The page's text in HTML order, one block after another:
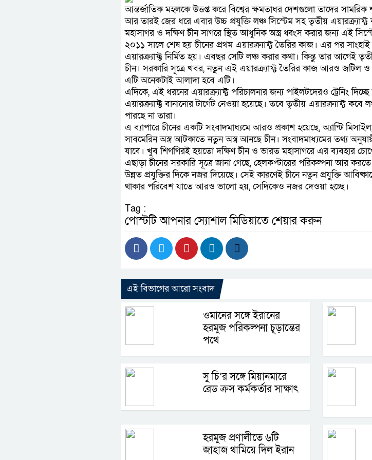
আন্তর্জাতিক মহলকে উত্তপ্ত করে বিশ্বের ক্ষমতাধর দেশগুলো তাদের
আর তারই জের ধরে এবার উচ্চ প্রযুক্তি লঞ্চ সিস্টেম সহ তৃতীয় এয়ারক্র্যাফ্ট
মহাসাগর ও দক্ষিণ চীন সাগরে স্থিত আধুনিক অস্ত্র ধ্বংস করার জন্য এই
২০১১ সালে শেষ হয় চীনের প্রথম এয়ারক্র্যাফ্ট তৈরির কাজ। এর পর সাংহাই
এয়ারক্র্যাফ্ট নির্মিত হয়। এবছর সেটি লঞ্চ করার কথা। কিন্তু তার আগেই
চীন। সরকারি সূত্রে খবর, নতুন এই এয়ারক্র্যাফ্ট তৈরির কাজ আরও জটিল ও
এটি অনেকটাই আলাদা হবে এটি।
এদিকে, এই ধরনের এয়ারক্র্যাফ্ট পরিচালনার জন্য পাইলটদেরও ট্রেনিং
এয়ারক্র্যাফ্ট বানানোর টার্গেট নেওয়া হয়েছে। তবে তৃতীয় এয়ারক্র্যাফ্ট
পারছে না তারা।
এ ব্যাপারে চীনের একটি সংবাদমাধ্যমে আরও প্রকাশ হয়েছে, অ্যান্টি মিসাইল,
সাবমেরিন অস্ত্র আটকাতে নতুন অস্ত্র আনছে চীন। সংবাদমাধ্যমের তথ্য
যাবে। খুব শিগগিরই হয়তো দক্ষিণ চীন ও ভারত মহাসাগরে এর ব্যবহার
এছাড়া চীনের সরকারি সূত্রে জানা গেছে, হেলকপ্টারের পরিকল্পনা আর
উন্নত প্রযুক্তির দিকে নজর দিয়েছে। সেই কারণেই চীনে নতুন প্রযুক্তি
থাকার পরিবেশ যাতে আরও ভালো হয়, সেদিকেও নজর দেওয়া হচ্ছে।
Tag :
পোস্টটি আপনার স্যোশাল মিডিয়াতে শেয়ার করুন
এই বিভাগের আরো সংবাদ
ওমানের সঙ্গে ইরানের
হরমুজ পরিকল্পনা চূড়ান্তের
পথে
সু চি’র সঙ্গে মিয়ানমারে
রেড ক্রস কর্মকর্তার সাক্ষাৎ
হরমুজ প্রণালীতে ৬টি
জাহাজ থামিয়ে দিল ইরান